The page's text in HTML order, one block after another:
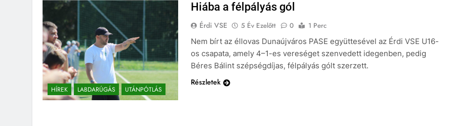
HÍREK LABDARÚGÁS UTÁNPÓTLÁS
Hiába a félpályás gól
Érdi VSE 5 Év Ezelőtt 0
1 Perc
Nem bírt az éllovas Dunaújváros PASE együttesével az Érdi VSE U16-
os csapata, amely 4–1-es vereséget szenvedett idegenben, pedig
Béres Bálint szépségdíjas, félpályás gólt szerzett.
Részletek